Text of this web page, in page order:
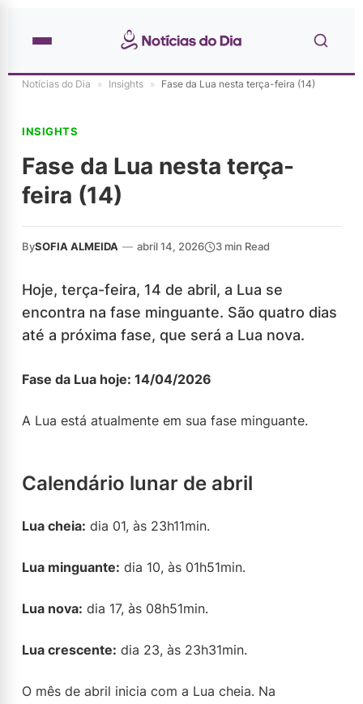
Notícias do Dia » Insights » Fase da Lua nesta terça-feira (14)
INSIGHTS
Fase da Lua nesta terça-
feira (14)
BySOFIA ALMEIDA — abril 14, 2026 3 min Read
Hoje, terça-feira, 14 de abril, a Lua se
encontra na fase minguante. São quatro dias
até a próxima fase, que será a Lua nova.
Fase da Lua hoje: 14/04/2026
A Lua está atualmente em sua fase minguante.
Calendário lunar de abril
Lua cheia: dia 01, às 23h11min.
Lua minguante: dia 10, às 01h51min.
Lua nova: dia 17, às 08h51min.
Lua crescente: dia 23, às 23h31min.
O mês de abril inicia com a Lua cheia. Na